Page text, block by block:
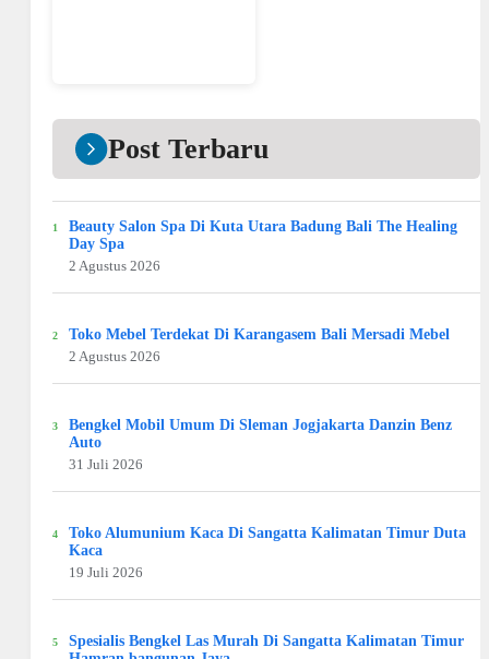
Post Terbaru
Beauty Salon Spa Di Kuta Utara Badung Bali The Healing
Day Spa
2 Agustus 2026
Toko Mebel Terdekat Di Karangasem Bali Mersadi Mebel
2 Agustus 2026
Bengkel Mobil Umum Di Sleman Jogjakarta Danzin Benz
Auto
31 Juli 2026
Toko Alumunium Kaca Di Sangatta Kalimatan Timur Duta
Kaca
19 Juli 2026
Spesialis Bengkel Las Murah Di Sangatta Kalimatan Timur